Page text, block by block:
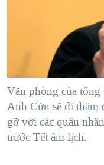
NGƯỜI VIỆT HẢI
KINH TẾ
KHOA HỌC
SỨC KHOẺ
VĂN HOÁ
THỂ THAO
HÀNH TRÌNH BẦU
MỘT NĂM CHIẾN
GIẢI MÃ VÀNH ĐAI
NGÀY TỊ NẠN THẾ
TRỊNH VĨNH BÌNH -
GROUND ZERO –
MẠNG XÃ HỘI
Ngôn ngữ khác
Văn phòng của
Anh Cửu sẽ đi thăm
gỡ với các quân
trước Tết âm lịch.